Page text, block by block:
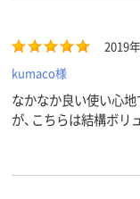
2019
kumaco様
なかなか良い使い心
が、こちらは結構ボリ